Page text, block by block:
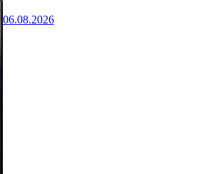
06.08.2026